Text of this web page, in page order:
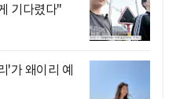
기다렸다"
'가 왜이리 예